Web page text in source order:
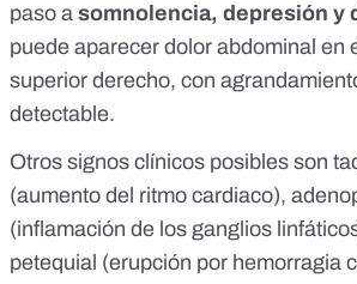
paso a somnolencia, depresión y
puede aparecer dolor abdominal en
superior derecho, con
detectable.
Otros signos clínicos posibles son
(aumento del ritmo cardiaco),
(inflamación de los ganglios
petequial (erupción por hemorragia